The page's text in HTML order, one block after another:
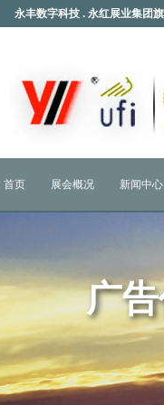
永丰数字科技 . 永红展业集团
首页 展会概况 新闻中心
广